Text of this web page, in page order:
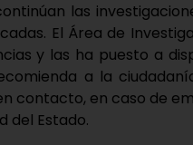
las
El Área de
y las ha puesto a
a la
contacto, en caso de
del Estado.